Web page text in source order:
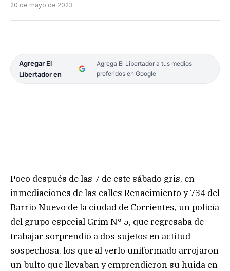
20 de mayo de 2023
Agregar El
Libertador en
Agrega El Libertador a tus medios
preferidos en Google
Poco después de las 7 de este sábado gris, en
inmediaciones de las calles Renacimiento y 734 del
Barrio Nuevo de la ciudad de Corrientes, un policía
del grupo especial Grim N° 5, que regresaba de
trabajar sorprendió a dos sujetos en actitud
sospechosa, los que al verlo uniformado arrojaron
un bulto que llevaban y emprendieron su huida en